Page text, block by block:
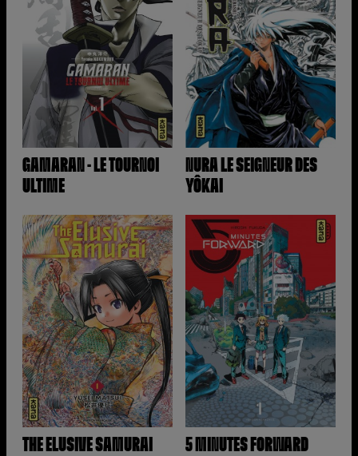
GAMARAN - LE TOURNOI
ULTIME
NURA LE SEIGNEUR DES
YÔKAI
THE ELUSIVE SAMURAI 5 MINUTES FORWARD